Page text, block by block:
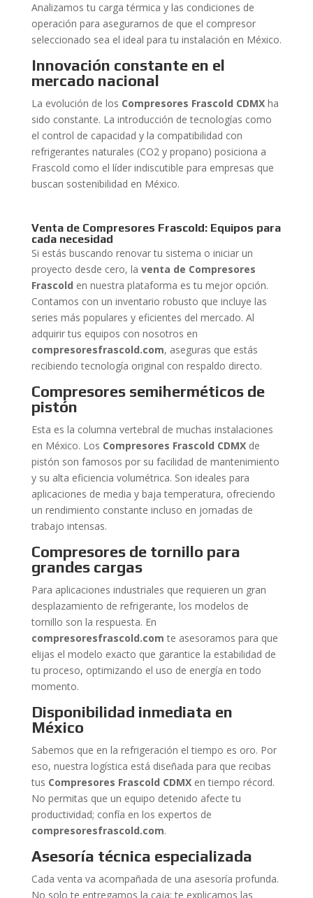
Analizamos tu carga térmica y las condiciones de
operación para asegurarnos de que el compresor
seleccionado sea el ideal para tu instalación en México.
Innovación constante en el
mercado nacional
La evolución de los Compresores Frascold CDMXha
sido constante. La introducción de tecnologías como
el control de capacidad y la compatibilidad con
refrigerantes naturales (CO2 y propano) posiciona a
Frascold como el líder indiscutible para empresas que
buscan sostenibilidad en México.
Venta de Compresores Frascold: Equipos para
cada necesidad
Si estás buscando renovar tu sistema o iniciar un
proyecto desde cero, la venta de Compresores
Frascold en nuestra plataforma es tu mejor opción.
Contamos con un inventario robusto que incluye las
series más populares y eficientes del mercado. Al
adquirir tus equipos con nosotros en
compresoresfrascold.com, aseguras que estás
recibiendo tecnología original con respaldo directo.
Compresores semiherméticos de
pistón
Esta es la columna vertebral de muchas instalaciones
en México. Los Compresores Frascold CDMXde
pistón son famosos por su facilidad de mantenimiento
y su alta eficiencia volumétrica. Son ideales para
aplicaciones de media y baja temperatura, ofreciendo
un rendimiento constante incluso en jornadas de
trabajo intensas.
Compresores de tornillo para
grandes cargas
Para aplicaciones industriales que requieren un gran
desplazamiento de refrigerante, los modelos de
tornillo son la respuesta. En
compresoresfrascold.com te asesoramos para que
elijas el modelo exacto que garantice la estabilidad de
tu proceso, optimizando el uso de energía en todo
momento.
Disponibilidad inmediata en
México
Sabemos que en la refrigeración el tiempo es oro. Por
eso, nuestra logística está diseñada para que recibas
tus Compresores Frascold CDMXen tiempo récord.
No permitas que un equipo detenido afecte tu
productividad; confía en los expertos de
compresoresfrascold.com.
Asesoría técnica especializada
Cada venta va acompañada de una asesoría profunda.
No solo te entregamos la caja; te explicamos las